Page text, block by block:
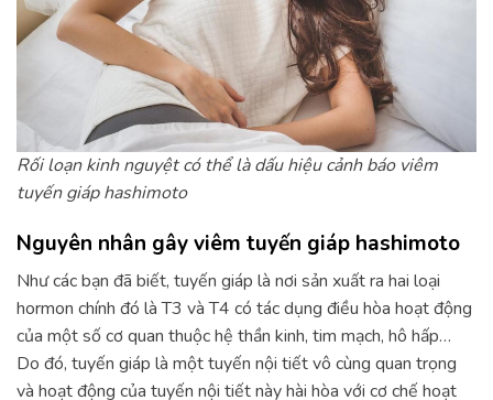
Rối loạn kinh nguyệt có thể là dấu hiệu cảnh báo viêm
tuyến giáp hashimoto
Nguyên nhân gây viêm tuyến giáp hashimoto
Như các bạn đã biết, tuyến giáp là nơi sản xuất ra hai loại
hormon chính đó là T3 và T4 có tác dụng điều hòa hoạt động
của một số cơ quan thuộc hệ thần kinh, tim mạch, hô hấp…
Do đó, tuyến giáp là một tuyến nội tiết vô cùng quan trọng
và hoạt động của tuyến nội tiết này hài hòa với cơ chế hoạt